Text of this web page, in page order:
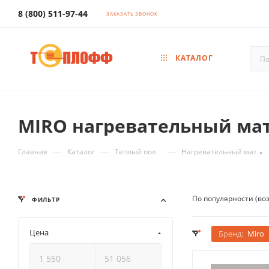
8 (800) 511-97-44 ЗАКАЗАТЬ ЗВОНОК
КАТАЛОГ
MIRO нагревательный
Главная — Каталог — Теплый пол — Нагревательный мат
По популярности
Бренд: Miro
ФИЛЬТР
Цена